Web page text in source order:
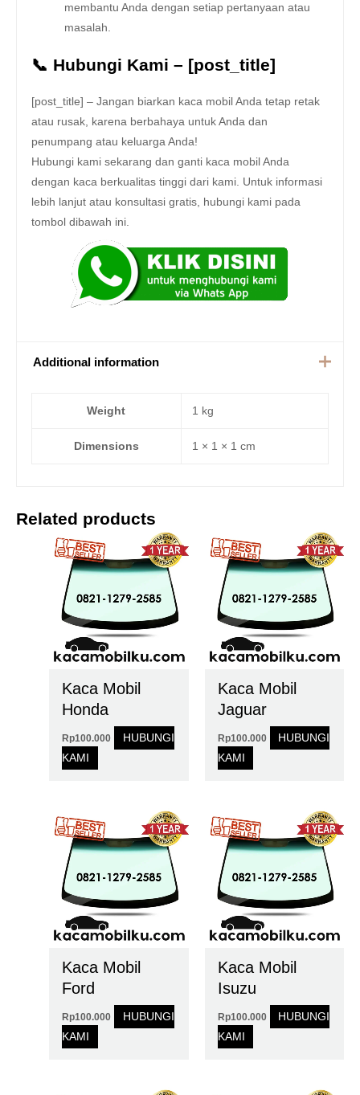
membantu Anda dengan setiap pertanyaan atau
masalah.
📞 Hubungi Kami – [post_title]
[post_title] – Jangan biarkan kaca mobil Anda tetap retak
atau rusak, karena berbahaya untuk Anda dan
penumpang atau keluarga Anda!
Hubungi kami sekarang dan ganti kaca mobil Anda
dengan kaca berkualitas tinggi dari kami. Untuk informasi
lebih lanjut atau konsultasi gratis, hubungi kami pada
tombol dibawah ini.
Additional information
Weight 1 kg
Dimensions 1 × 1 × 1 cm
Related products
Kaca Mobil
Honda
Rp100.000
HUBUNGI
KAMI
Kaca Mobil
Jaguar
Rp100.000
HUBUNGI
KAMI
Kaca Mobil
Ford
Rp100.000
HUBUNGI
KAMI
Kaca Mobil
Isuzu
Rp100.000
HUBUNGI
KAMI